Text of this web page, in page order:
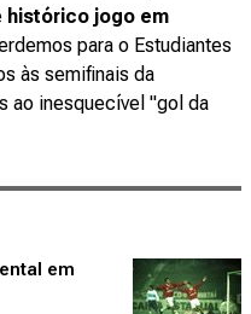
histórico jogo em
para o Estudiantes
às semifinais da
ao inesquecível "gol da
em